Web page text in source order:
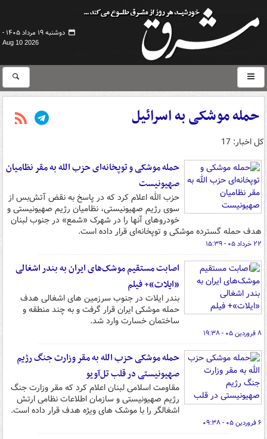
دوشنبه ۱۹ مرداد ۱۴۰۵ -
Aug 10 2026
حمله موشکی به اسرائیل
کل اخبار: 17
حمله موشکی و توپخانه‌ای حزب الله به مقر نظامیان
صهیونیست
حزب الله اعلام کرد که در پاسخ به نقض آتش‌بس از
سوی رژیم صهیونیستی، نظامیان رژیم صهیونیستی و
خودروهای آنها را در شهرک «شمع» در جنوب لبنان
هدف حمله گسترده موشکی و توپخانه‌ای قرار داده است.
۲۲ خرداد ۰۵ - ۱۵:۳۹
اصابت مستقیم موشک‌های ایران به بندر اشغالی
«ایلات»+ فیلم
بندر ایلات در جنوب سرزمین های اشغالی هدف
حمله موشکی ایران قرار گرفت و به چند منطقه و
ساختمان خسارت وارد شد.
۸ فروردین ۰۵ - ۱۹:۳۸
حمله موشکی حزب الله به مقر وزارت جنگ رژیم
صهیونیستی در قلب تل‌آویو
مقاومت اسلامی لبنان اعلام کرد که مقر وزارت جنگ
رژیم صهیونیستی و سازمان اطلاعات نظامی ارتش
اشغالگر را با موشک های ویژه هدف قرار داده است.
۶ فروردین ۰۵ - ۰۹:۳۸